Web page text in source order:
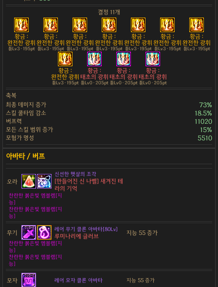
결정 11개
황금 :
완전한 광휘
튠Lv3 · 195pt
황금 :
완전한 광휘
튠Lv3 · 195pt
황금 :
완전한 광휘
튠Lv3 · 195pt
황금 :
완전한 광휘
튠Lv3 · 195pt
황금 :
완전한 광휘
튠Lv3 · 195pt
황금 :
완전한 광휘
튠Lv3 · 195pt
황금 :
완전한 광휘
튠Lv3 · 195pt
황금 :
완전한 광휘
튠Lv3 · 195pt
황금 :
태초의 광휘
튠Lv0 · 205pt
황금 :
태초의 광휘
튠Lv0 · 205pt
황금 :
태초의 광휘
튠Lv0 · 205pt
축복
최종 데미지 증가
73%
스킬 쿨타임 감소 18.5%
버프력 11020
모든 스킬 범위 증가 15%
모험가 명성 5510
오라
신선한 햇살의 조각
[만들어진 신 나벨] 새겨진 테
라의 기억
찬란한 붉은빛 엠블렘[지
능]
찬란한 붉은빛 엠블렘[지
능]
무기 레어 무기 클론 아바타[80Lv]
루미나리에 글러브 지능 55 증가
찬란한 붉은빛 엠블렘[지
능]
찬란한 붉은빛 엠블렘[지
능]
모자 레어 모자 클론 아바타
지능 55 증가